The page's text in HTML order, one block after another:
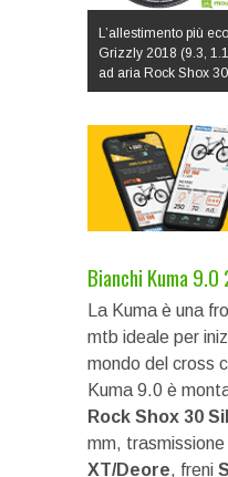
L’allestimento più
Grizzly 2018 (9.3,
ad aria Rock Shox
Bianchi Kuma 9.0
La Kuma è una
mtb ideale per
mondo del cross
Kuma 9.0 è
Rock Shox 30
mm, trasmissione
XT/Deore, freni